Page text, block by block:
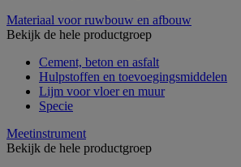
Materiaal voor ruwbouw en afbouw
Bekijk de hele productgroep
Cement, beton en asfalt
Hulpstoffen en toevoegingsmiddelen
Lijm voor vloer en muur
Specie
Meetinstrument
Bekijk de hele productgroep